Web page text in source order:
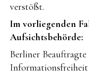
verstößt.
Im vorliegenden
Aufsichtsbehörde:
Berliner
Informationsfreiheit